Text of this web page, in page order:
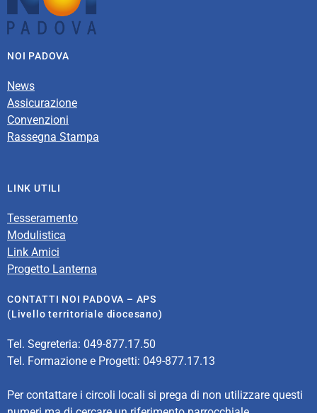
NOI PADOVA
News
Assicurazione
Convenzioni
Rassegna Stampa
LINK UTILI
Tesseramento
Modulistica
Link Amici
Progetto Lanterna
CONTATTI NOI PADOVA – APS
(Livello territoriale diocesano)
Tel. Segreteria: 049-877.17.50
Tel. Formazione e Progetti: 049-877.17.13
Per contattare i circoli locali si prega di non utilizzare questi